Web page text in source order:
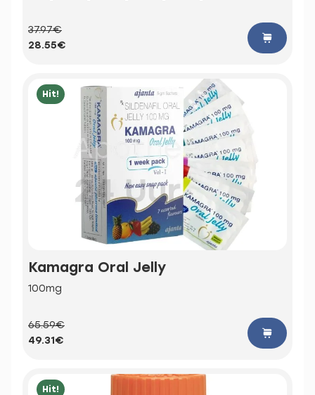
37.97€
28.55€
Hit!
Kamagra Oral Jelly
100mg
65.59€
49.31€
Hit!